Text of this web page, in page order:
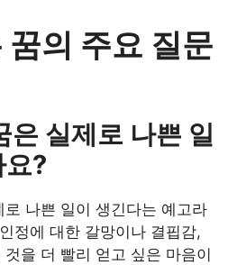
꿈의 주요 질문
은 실제로 나쁜 일
?
나쁜 일이 생긴다는 예고라
정에 대한 갈망이나 결핍감,
을 더 빨리 얻고 싶은 마음이